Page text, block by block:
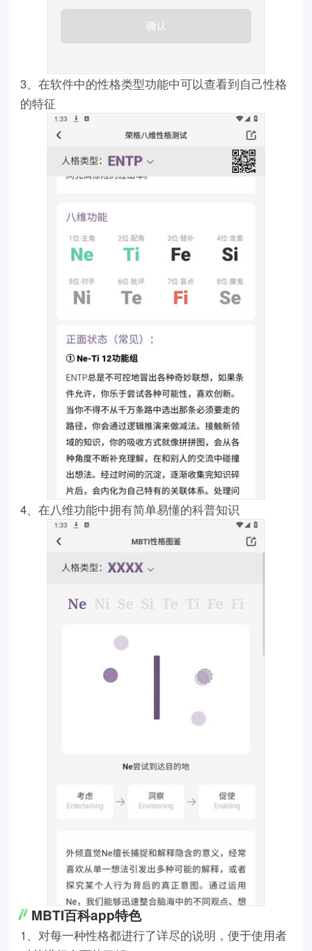
3、在软件中的性格类型功能中可以查看到自己性格
的特征
4、在八维功能中拥有简单易懂的科普知识
MBTI百科app特色
1、对每一种性格都进行了详尽的说明，便于使用者